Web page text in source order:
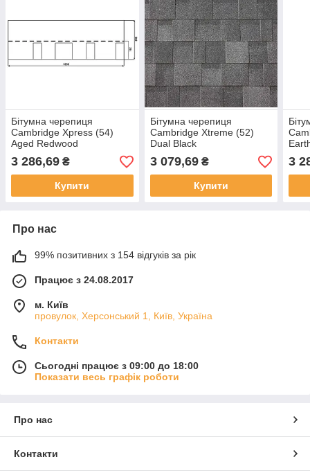
Бітумна черепиця
Cambridge Xpress (54)
Aged Redwood
3 286,69 ₴
Купити
Бітумна черепиця
Cambridge Xtreme (52)
Dual Black
3 079,69₴
Купити
3
Про нас
99% позитивних з 154 відгуків за рік
Працює з 24.08.2017
м. Київ
провулок, Херсонський 1, Київ, Україна
Контакти
Сьогодні працює з 09:00 до 18:00
Показати весь графік роботи
Про нас
Контакти